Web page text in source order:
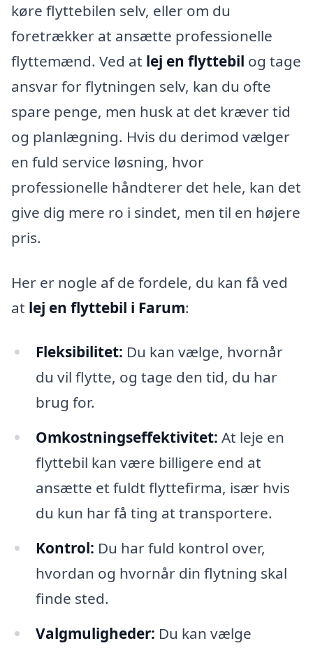
køre flyttebilen selv, eller om du
foretrækker at ansætte professionelle
flyttemænd. Ved at lej en flyttebil og tage
ansvar for flytningen selv, kan du ofte
spare penge, men husk at det kræver tid
og planlægning. Hvis du derimod vælger
en fuld service løsning, hvor
professionelle håndterer det hele, kan det
give dig mere ro i sindet, men til en højere
pris.
Her er nogle af de fordele, du kan få ved
at lej en flyttebil i Farum:
Fleksibilitet: Du kan vælge, hvornår
du vil flytte, og tage den tid, du har
brug for.
Omkostningseffektivitet: At leje en
flyttebil kan være billigere end at
ansætte et fuldt flyttefirma, især hvis
du kun har få ting at transportere.
Kontrol: Du har fuld kontrol over,
hvordan og hvornår din flytning skal
finde sted.
Valgmuligheder: Du kan vælge